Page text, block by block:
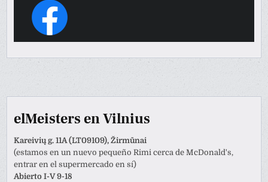
elMeisters en Vilnius
Kareivių g. 11A (LT09109), Žirmūnai
(estamos en un nuevo pequeño Rimi cerca de McDonald's,
entrar en el supermercado en sí)
Abierto I-V 9-18